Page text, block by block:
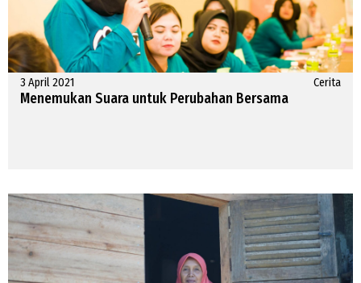
3 April 2021 Cerita
Menemukan Suara untuk Perubahan Bersama